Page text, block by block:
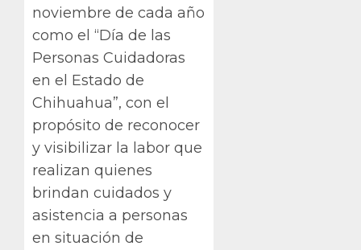
noviembre de cada año
como el “Día de las
Personas Cuidadoras
en el Estado de
Chihuahua”, con el
propósito de reconocer
y visibilizar la labor que
realizan quienes
brindan cuidados y
asistencia a personas
en situación de